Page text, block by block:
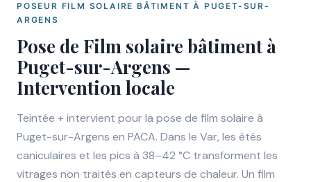
POSEUR FILM SOLAIRE BÂTIMENT À PUGET-SUR-
ARGENS
Pose de Film solaire bâtiment à
Puget-sur-Argens —
Intervention locale
Teintée + intervient pour la pose de film solaire à
Puget-sur-Argens en PACA. Dans le Var, les étés
caniculaires et les pics à 38–42 °C transforment les
vitrages non traités en capteurs de chaleur. Un film